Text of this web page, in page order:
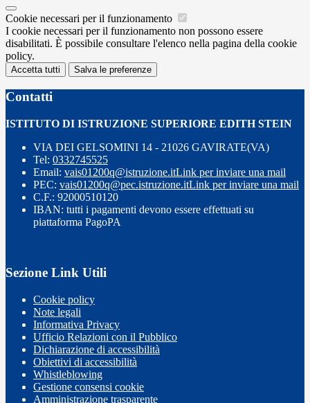
Cookie necessari per il funzionamento
I cookie necessari per il funzionamento non possono essere
disabilitati. È possibile consultare l'elenco nella pagina della cookie
policy.
Accetta tutti Salva le preferenze
Contatti
ISTITUTO DI ISTRUZIONE SUPERIORE EDITH STEIN
VIA DEI GELSOMINI 14 - 21026 GAVIRATE(VA)
Tel: 0332745525
Email: vais01200q@istruzione.itLink per inviare una mail
PEC: vais01200q@pec.istruzione.itLink per inviare una mail
C.F.: 92000510120
IBAN: tutti i pagamenti devono essere effettuati su
piattaforma PagoPA
Sezione Link Utili
Cookie policy
Note legali
Informativa Privacy
Ufficio Relazioni con il Pubblico
Dichiarazione di accessibilità
Obiettivi di accessibilità
Whistleblowing
Gestione consensi cookie
Amministrazione trasparente